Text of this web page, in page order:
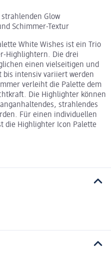
Glow
Schimmer-Textur
White Wishes ist ein Trio
Highlightern. Die drei
einen vielseitigen und
bis intensiv variiert werden
verleiht die Palette dem
Die Highlighter können
strahlendes
Für einen individuellen
die Highlighter Icon Palette